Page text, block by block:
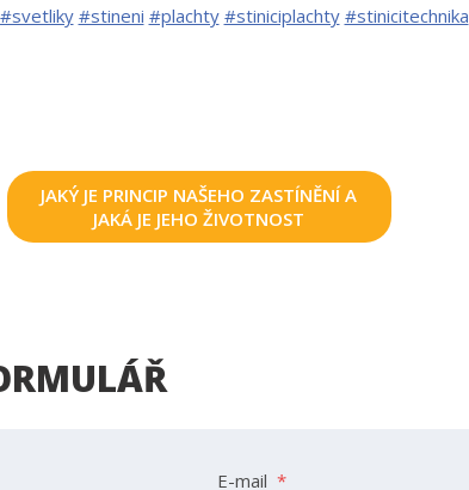
#svetliky #stineni #plachty #stiniciplachty #stinicitechnika
JAKÝ JE PRINCIP NAŠEHO ZASTÍNĚNÍ A
JAKÁ JE JEHO ŽIVOTNOST
E-mail *